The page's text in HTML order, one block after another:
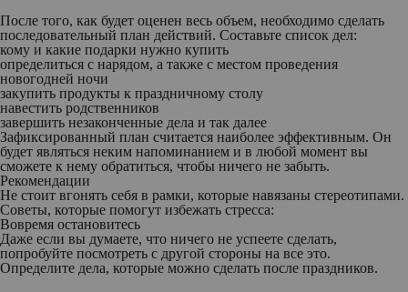
После того, как будет оценен весь объем, необходимо сделать
последовательный план действий. Составьте список дел:
кому и какие подарки нужно купить
определиться с нарядом, а также с местом проведения
новогодней ночи
закупить продукты к праздничному столу
навестить родственников
завершить незаконченные дела и так далее
Зафиксированный план считается наиболее эффективным. Он
будет являться неким напоминанием и в любой момент вы
сможете к нему обратиться, чтобы ничего не забыть.
Рекомендации
Не стоит вгонять себя в рамки, которые навязаны стереотипами.
Советы, которые помогут избежать стресса:
Вовремя остановитесь
Даже если вы думаете, что ничего не успеете сделать,
попробуйте посмотреть с другой стороны на все это.
Определите дела, которые можно сделать после праздников.